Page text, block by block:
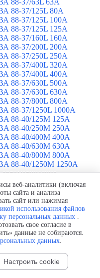
88-37/63L 63A
88-37/125L 80A
88-37/125L 100A
88-37/125L 125A
88-37/160L 160A
88-37/200L 200A
88-37/250L 250A
88-37/400L 320A
88-37/400L 400A
88-37/630L 500A
88-37/630L 630A
88-37/800L 800A
88-37/1250L 1000A
88-40/125M 125A
88-40/250M 250A
88-40/400M 400A
88-40/630М 630A
88-40/800M 800A
88-40/1250М 1250A
▼
40B 3F M2C2S2 M
40A 3F M2C2S2 М
40A 3F M2C2S2 М
ВА99-40A 3F M2C2S2 М
40A 3F M2C2S2 М
веб-аналитики (включая
сайта и анализа
сайт или нажимая
использования файлов
персональных данных .
свое согласие в
данные не собираются.
данных.
Настроить cookie